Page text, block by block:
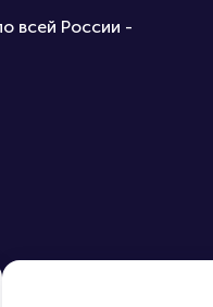
всей России -